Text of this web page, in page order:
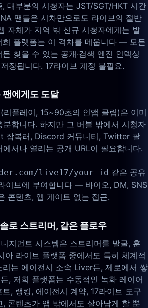
, 대부분의 시청자는 JST/SGT/HKT 시간
팬들은 시차만으로도 라이브의 절반
자체가 지역 밖 신규 시청자에게는 발
희 플랫폼는 이 격차를 메웁니다 — 모든
찾을 수 있는 공개·검색 엔진 인덱싱
장됩니다. 17라이브 계정 불필요.
팬에게도 도달
리플레이, 15~90초의 인앱 클립)은 이미
분합니다. 하지만 그 버블 밖에서 시청자
잠복러, Discord 커뮤니티, Twitter 팔
서나 열리는 공개 URL이 필요합니다.
live17/your-id 같은 공유
이브에 부여합니다 — 바이오, DM, SNS
콘텐츠, 앱 게이트 없는 접근.
로 스트리머, 같은 플로우
지먼트 시스템은 스트리머를 발굴, 훈
아 라이브 플랫폼 중에서도 특히 체계적
는 에이전시 소속 Liver든, 제로에서 쌓
, 저희 플랫폼는 수동적인 녹화 레이어
, 랭킹, 에이전시 계약, 17라이브 도구
, 콘텐츠가 앱 밖에서도 살아남게 할 뿐